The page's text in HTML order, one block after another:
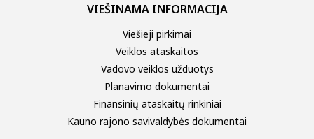
VIEŠINAMA INFORMACIJA
Viešieji pirkimai
Veiklos ataskaitos
Vadovo veiklos užduotys
Planavimo dokumentai
Finansinių ataskaitų rinkiniai
Kauno rajono savivaldybės dokumentai